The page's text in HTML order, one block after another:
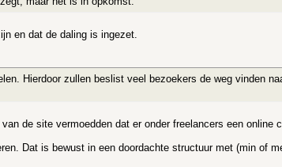
en dat de daling is ingezet.
Hierdoor zullen beslist veel bezoekers de weg vinden
de site vermoedden dat er onder freelancers een online
Dat is bewust in een doordachte structuur met (min of